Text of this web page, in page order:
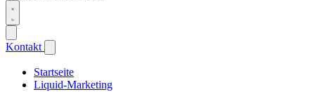
Kontakt
Startseite
Liquid-Marketing